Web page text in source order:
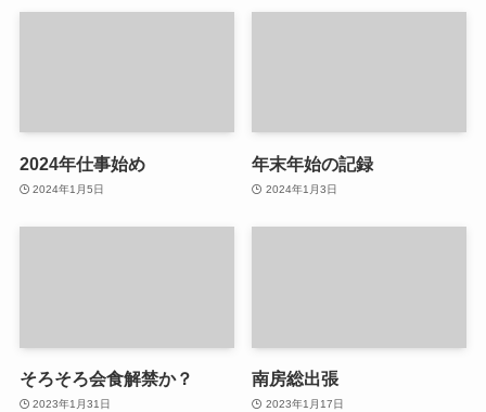
2024年仕事始め
2024年1月5日
年末年始の記録
2024年1月3日
そろそろ会食解禁か？
2023年1月31日
南房総出張
2023年1月17日